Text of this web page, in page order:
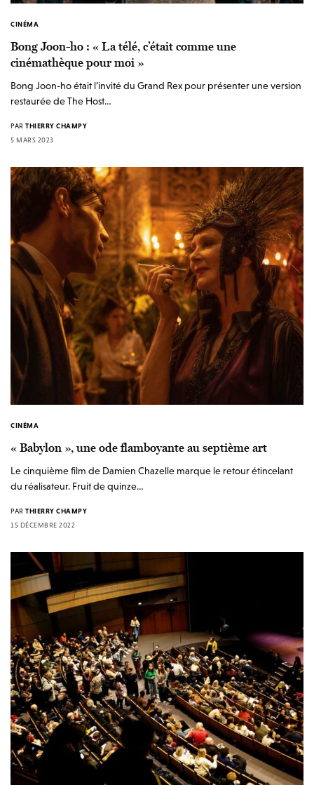
CINÉMA
Bong Joon-ho : « La télé, c’était comme une
cinémathèque pour moi »
Bong Joon-ho était l’invité du Grand Rex pour présenter une version
restaurée de The Host…
PAR THIERRY CHAMPY
5 MARS 2023
CINÉMA
« Babylon », une ode flamboyante au septième art
Le cinquième film de Damien Chazelle marque le retour étincelant
du réalisateur. Fruit de quinze…
PAR THIERRY CHAMPY
15 DÉCEMBRE 2022